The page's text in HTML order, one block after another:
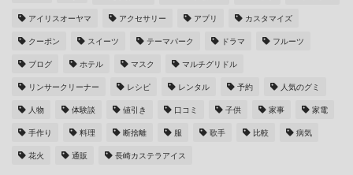
アイリスオーヤマ アクセサリー アプリ カスタマイズ
クーポン スイーツ テーマパーク ドラマ フルーツ
ブログ ホテル マスク マルチグリドル
リンサークリーナー レシピ レンタル 予約 人気のグミ
人物 体験談 値引き 口コミ 子供 家事 家電
手作り 料理 断捨離 服 歌手 比較 病気
花火 通販 長崎カステラアイス